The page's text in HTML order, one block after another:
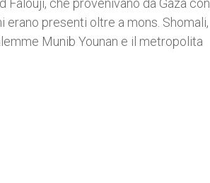
che provenivano da Gaza con
erano presenti oltre a mons. Shomali,
Munib Younan e il metropolita